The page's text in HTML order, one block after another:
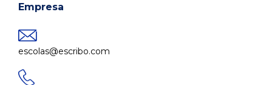
Empresa
escolas@escribo.com